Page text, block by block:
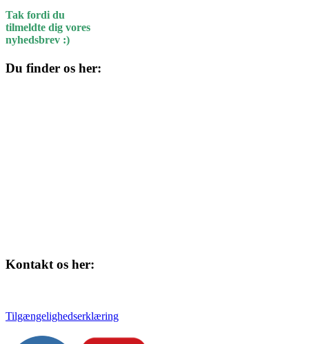
Tak fordi du
tilmeldte dig vores
nyhedsbrev :)
Du finder os her:
Kontakt os her:
Tilgængelighedserklæring